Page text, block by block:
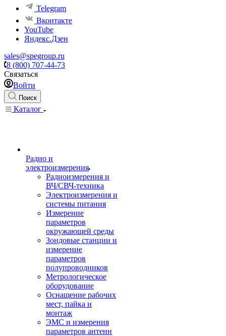
Telegram
Вконтакте
YouTube
Яндекс.Дзен
sales@spegroup.ru
8 (800) 707-44-73
Связаться
Войти
Поиск
Каталог
Радио и
электроизмерения
Радиоизмерения и
ВЧ/СВЧ-техника
Электроизмерения и
системы питания
Измерение
параметров
окружающей среды
Зондовые станции и
измерение
параметров
полупроводников
Метрологическое
оборудование
Оснащение рабочих
мест, пайка и
монтаж
ЭМС и измерения
параметров антенн